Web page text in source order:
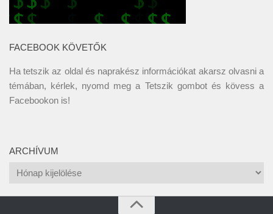
FACEBOOK KÖVETŐK
Ha tetszik az oldal és naprakész információkat akarsz olvasni a
témában, kérlek, nyomd meg a Tetszik gombot és kövess a
Facebookon is!
ARCHÍVUM
Archívum